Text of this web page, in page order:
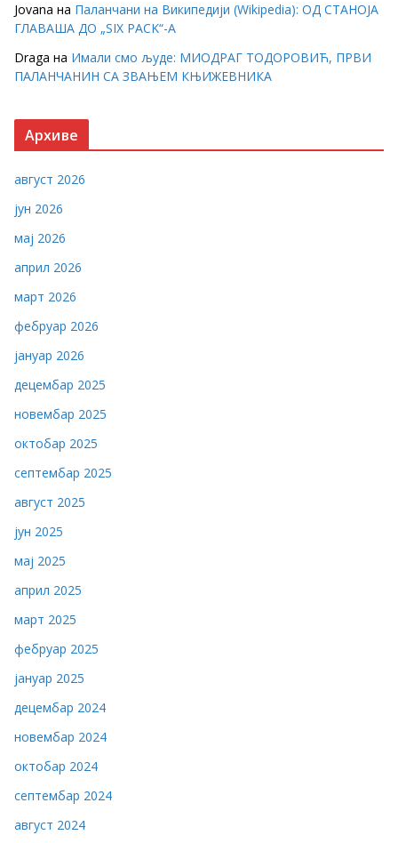
Jovana на Паланчани на Википедији (Wikipedia): ОД СТАНОЈА
ГЛАВАША ДО „SIX PACK“-А
Draga на Имали смо људе: МИОДРАГ ТОДОРОВИЋ, ПРВИ
ПАЛАНЧАНИН СА ЗВАЊЕМ КЊИЖЕВНИКА
Архиве
август 2026
јун 2026
мај 2026
април 2026
март 2026
фебруар 2026
јануар 2026
децембар 2025
новембар 2025
октобар 2025
септембар 2025
август 2025
јун 2025
мај 2025
април 2025
март 2025
фебруар 2025
јануар 2025
децембар 2024
новембар 2024
октобар 2024
септембар 2024
август 2024